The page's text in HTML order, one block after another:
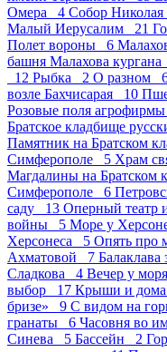
Омера 4 Собор
Малый Иерусалим 21
Полет вороны 6
башня Малахова
12 Рыбка 2 О разном
возле Бахчисарая 10
Розовые поля
Братское кладбище
Памятник на Братском
Симферополе 5 Храм
Магдалины на Братском
Симферополе 6
саду 13 Оперный театр
войны 5 Море у
Херсонеса 5 Опять про
Ахматовой 7 Балаклава
Сладкова 4 Вечер у
выбор 17 Крыши и
бризе» 9 С видом на
гранаты 6 Часовня во
Синева 5 Бассейн 2